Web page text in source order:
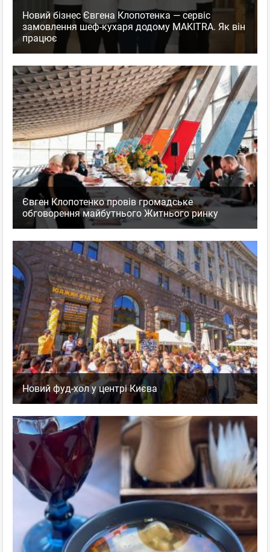
Новий бізнес Євгена Клопотенка — сервіс
замовлення шеф-кухаря додому MAKITRA. Як він
працює
Євген Клопотенко провів громадське
обговорення майбутнього Житнього ринку
Новий фуд-хол у центрі Києва